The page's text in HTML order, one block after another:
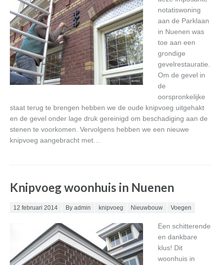
notatiswoning
aan de Parklaan
in Nuenen was
toe aan een
grondige
gevelrestauratie.
Om de gevel in
de
oorspronkelijke
staat terug te brengen hebben we de oude knipvoeg uitgehakt
en de gevel onder lage druk gereinigd om beschadiging aan de
stenen te voorkomen. Vervolgens hebben we een nieuwe
knipvoeg aangebracht met…
Knipvoeg woonhuis in Nuenen
Posted on
12 februari 2014 By admin knipvoeg Nieuwbouw Voegen
Een schitterende
en dankbare
klus! Dit
woonhuis in